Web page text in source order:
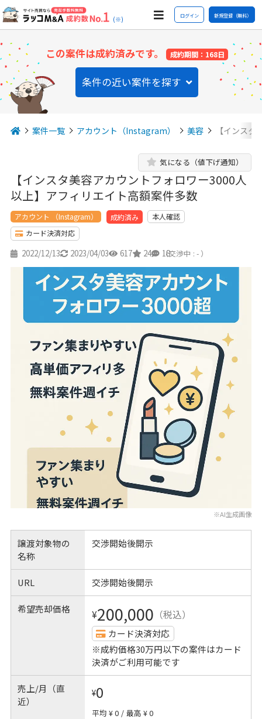
(※) ログイン 新規登録（無料）
この案件は成約済みです。 成約期間：168日
条件の近い案件を探す
案件一覧 アカウント（Instagram） 美容 【インス
【インスタ美容アカウントフォロワー3000人
以上】アフィリエイト高額案件多数
気になる（値下げ通知）
アカウント （Instagram） 成約済み
本人確認
カード決済対応
2022/12/13 2023/04/03 617 24 18
（交渉中 : - ）
※AI生成画像
譲渡対象物の
名称
交渉開始後開示
URL 交渉開始後開示
希望売却価格 ¥200,000 （税込）
カード決済対応
※成約価格30万円以下の案件はカード
決済がご利用可能です
売上/月（直
近）
¥0
平均 ¥ 0 / 最高 ¥ 0